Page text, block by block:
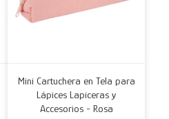
Mini Cartuchera en Tela para
Lápices Lapiceras y
Accesorios - Rosa